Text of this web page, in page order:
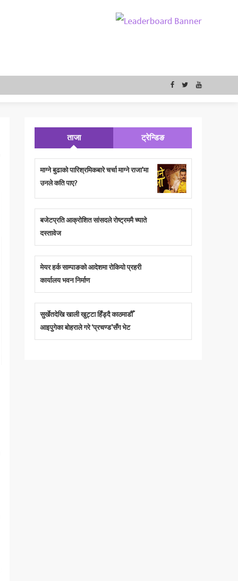
ताजा ट्रेन्डिङ
माग्ने बुढाको पारिश्रमिकबारे चर्चा माग्ने राजा’मा
उनले कति पाए?
बजेटप्रति आक्रोशित सांसदले रोष्ट्रममै च्याते
दस्तावेज
मेयर हर्क साम्पाङको आदेशमा रोकियो प्रहरी
कार्यालय भवन निर्माण
सुर्खेतदेखि खाली खुट्टा हिँड्दै काठमाडौँ
आइपुगेका बोहराले गरे ‘प्रचण्ड’सँग भेट